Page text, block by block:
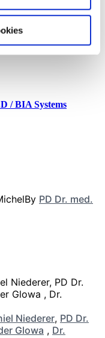
und GI-
biopsychosoziale
wie etwa eine
Die Behandlung
/ BIA Systems
By PD Dr. med.
Niederer, PD Dr.
Glowa , Dr.